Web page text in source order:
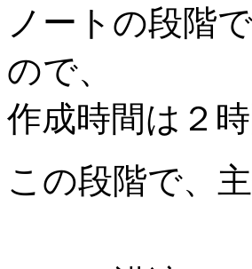
ノートの段階
ので、
作成時間は２
この段階で、